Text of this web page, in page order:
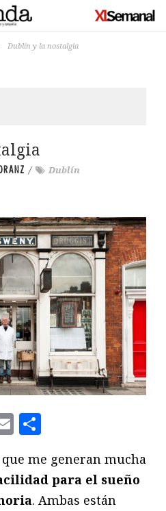
Dublín y la nostalgia
/ Dublín
Email
que me generan mucha
para el sueño
. Ambas están